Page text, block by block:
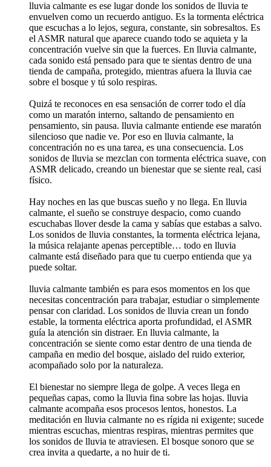
lluvia calmante es ese lugar donde los sonidos de lluvia te
envuelven como un recuerdo antiguo. Es la tormenta eléctrica
que escuchas a lo lejos, segura, constante, sin sobresaltos. Es
el ASMR natural que aparece cuando todo se aquieta y la
concentración vuelve sin que la fuerces. En lluvia calmante,
cada sonido está pensado para que te sientas dentro de una
tienda de campaña, protegido, mientras afuera la lluvia cae
sobre el bosque y tú solo respiras.
Quizá te reconoces en esa sensación de correr todo el día
como un maratón interno, saltando de pensamiento en
pensamiento, sin pausa. lluvia calmante entiende ese maratón
silencioso que nadie ve. Por eso en lluvia calmante, la
concentración no es una tarea, es una consecuencia. Los
sonidos de lluvia se mezclan con tormenta eléctrica suave, con
ASMR delicado, creando un bienestar que se siente real, casi
físico.
Hay noches en las que buscas sueño y no llega. En lluvia
calmante, el sueño se construye despacio, como cuando
escuchabas llover desde la cama y sabías que estabas a salvo.
Los sonidos de lluvia constantes, la tormenta eléctrica lejana,
la música relajante apenas perceptible… todo en lluvia
calmante está diseñado para que tu cuerpo entienda que ya
puede soltar.
lluvia calmante también es para esos momentos en los que
necesitas concentración para trabajar, estudiar o simplemente
pensar con claridad. Los sonidos de lluvia crean un fondo
estable, la tormenta eléctrica aporta profundidad, el ASMR
guía la atención sin distraer. En lluvia calmante, la
concentración se siente como estar dentro de una tienda de
campaña en medio del bosque, aislado del ruido exterior,
acompañado solo por la naturaleza.
El bienestar no siempre llega de golpe. A veces llega en
pequeñas capas, como la lluvia fina sobre las hojas. lluvia
calmante acompaña esos procesos lentos, honestos. La
meditación en lluvia calmante no es rígida ni exigente; sucede
mientras escuchas, mientras respiras, mientras permites que
los sonidos de lluvia te atraviesen. El bosque sonoro que se
crea invita a quedarte, a no huir de ti.